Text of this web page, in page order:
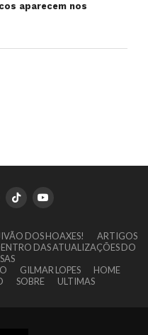
aparecem nos
DOS HOAXES!
ARTIGOS
DAS ATUALIZAÇÕES DO
GILMAR LOPES
HOME
SOBRE ULTIMAS